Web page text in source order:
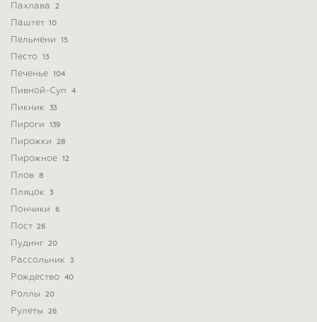
Пахлава 2
Паштет 10
Пельмени 15
Песто 13
Печенье 104
Пивной-Суп 4
Пикник 33
Пироги 139
Пирожки 28
Пирожное 12
Плов 8
Пляцок 3
Пончики 6
Пост 26
Пудинг 20
Рассольник 3
Рождество 40
Роллы 20
Рулеты 26